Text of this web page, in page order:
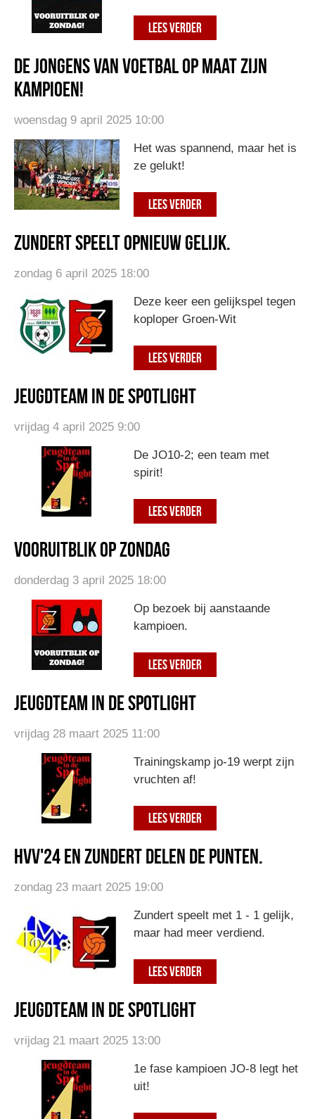
LEES VERDER
De jongens van Voetbal op Maat zijn
kampioen!
woensdag 9 april 2025 10:00
Het was spannend, maar het is
ze gelukt!
LEES VERDER
Zundert speelt opnieuw gelijk.
zondag 6 april 2025 18:00
Deze keer een gelijkspel tegen
koploper Groen-Wit
LEES VERDER
Jeugdteam in de spotlight
vrijdag 4 april 2025 9:00
De JO10-2; een team met
spirit!
LEES VERDER
Vooruitblik op zondag
donderdag 3 april 2025 18:00
Op bezoek bij aanstaande
kampioen.
LEES VERDER
Jeugdteam in de spotlight
vrijdag 28 maart 2025 11:00
Trainingskamp jo-19 werpt zijn
vruchten af!
LEES VERDER
HVV'24 en Zundert delen de punten.
zondag 23 maart 2025 19:00
Zundert speelt met 1 - 1 gelijk,
maar had meer verdiend.
LEES VERDER
Jeugdteam in de spotlight
vrijdag 21 maart 2025 13:00
1e fase kampioen JO-8 legt het
uit!